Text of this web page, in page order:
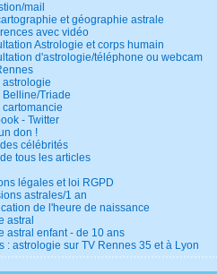
mail
et géographie astrale
avec vidéo
Astrologie et corps humain
d'astrologie/téléphone ou webcam
astrologie
Belline/Triade
cartomancie
- Twitter
don !
célébrités
tous les articles
légales et loi RGPD
astrales/1 an
de l'heure de naissance
astral
astral enfant - de 10 ans
: astrologie sur TV Rennes 35 et à Lyon